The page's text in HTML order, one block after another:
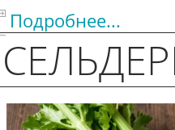
Подробнее...